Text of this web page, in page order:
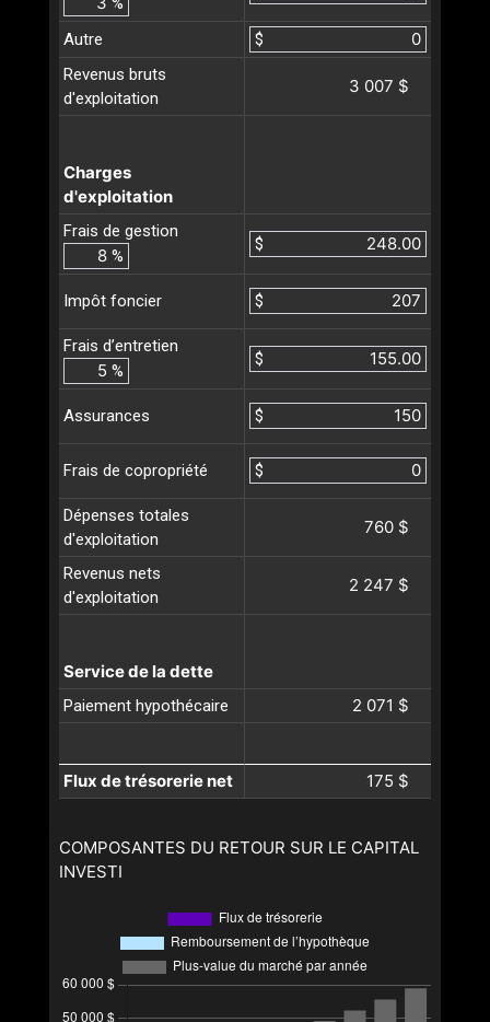
Autre
$
Revenus bruts
d'exploitation
3 007 $
Charges
d'exploitation
Frais de gestion
%
$
Impôt foncier $
Frais d’entretien
%
$
Assurances $
Frais de copropriété $
Dépenses totales
d'exploitation
760 $
Revenus nets
d'exploitation
2 247 $
Service de la dette
Paiement hypothécaire 2 071 $
Flux de trésorerie net 175 $
COMPOSANTES DU RETOUR SUR LE CAPITAL
INVESTI